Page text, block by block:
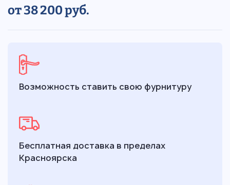
от 38 200 руб.
Возможность ставить свою фурнитуру
Бесплатная доставка в пределах
Красноярска